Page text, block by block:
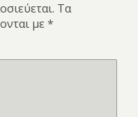
Τα
με *